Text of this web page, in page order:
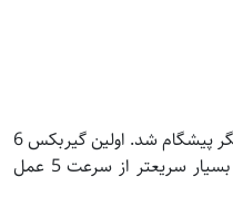
در سال 2002 ، بی ام و سری 7 بار دیگر پیشگام شد. اولین گیربکس 6
سرعته اتوماتیک. گیربکس 6 سرعته بسیار سریعتر از سرعت 5 عمل